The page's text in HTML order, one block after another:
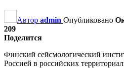
Автор admin Опубликовано
209
Поделится
Финский сейсмологический
Россией в российских